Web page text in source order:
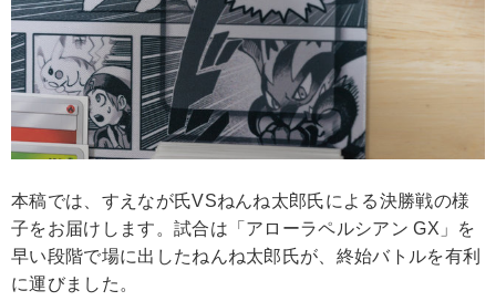
本稿では、すえなが氏VSねんね太郎氏による決勝戦の様
子をお届けします。試合は「アローラペルシアン GX」を
早い段階で場に出したねんね太郎氏が、終始バトルを有利
に運びました。